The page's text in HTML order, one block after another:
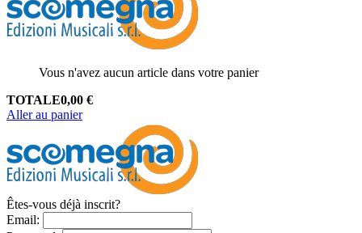
Vous n'avez aucun article dans votre panier
TOTALE0,00 €
Aller au panier
Êtes-vous déjà inscrit?
Email: